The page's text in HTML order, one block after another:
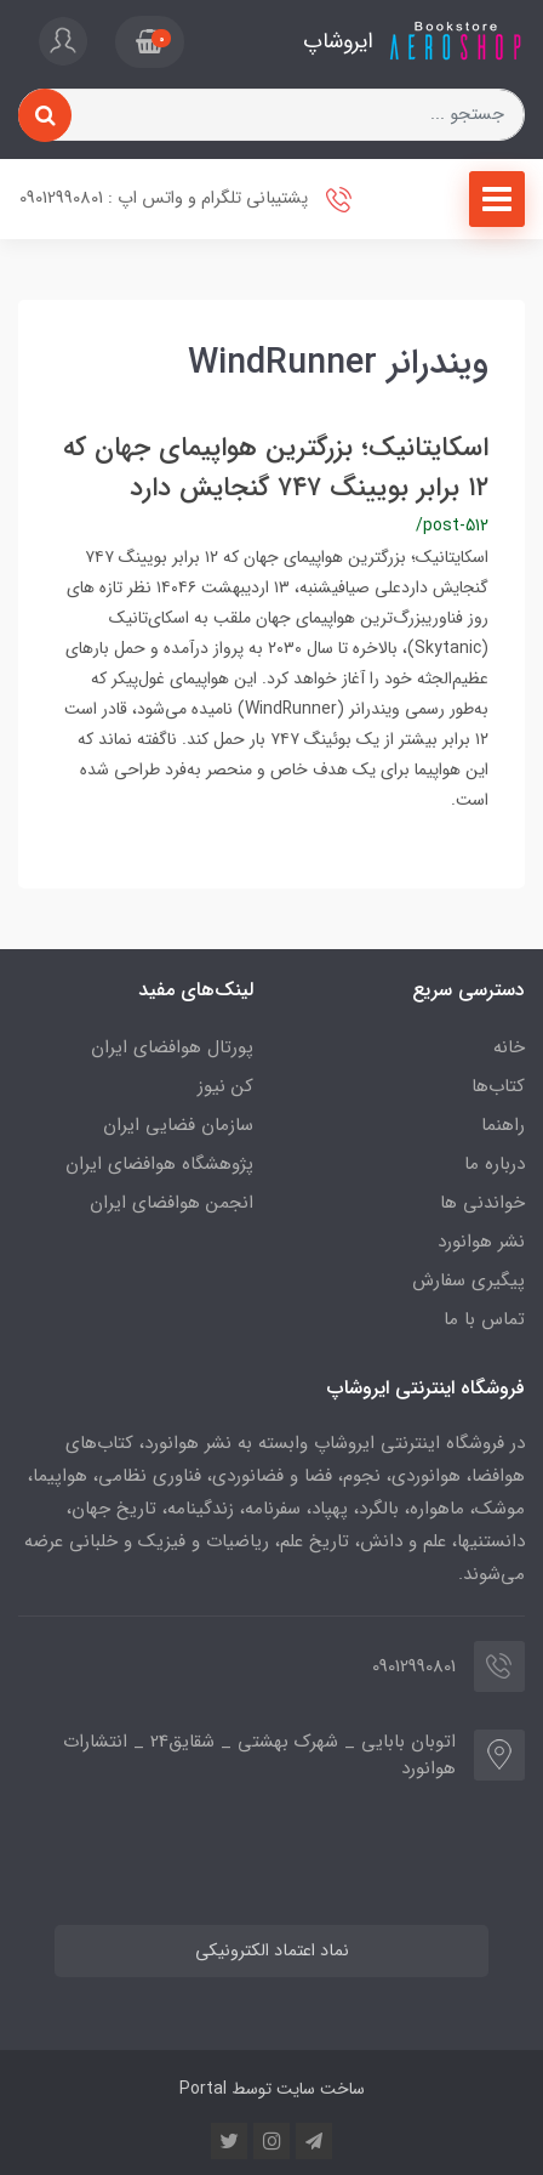
ایروشاپ 0
پشتیبانی تلگرام و واتس اپ : 09012990801
ویندرانر WindRunner
اسکایتانیک؛ بزرگترین هواپیمای جهان که
۱۲ برابر بویینگ ۷۴۷ گنجایش دارد
/post-512
اسکایتانیک؛ بزرگترین هواپیمای جهان که ۱۲ برابر بویینگ ۷۴۷
گنجایش داردعلی صیافیشنبه، ۱۳ اردیبهشت ۱۴۰۴۶ نظر تازه های
روز فناوریبزرگ‌ترین هواپیمای جهان ملقب به اسکای‌تانیک
(Skytanic)، بالاخره تا سال ۲۰۳۰ به پرواز درآمده و حمل بارهای
عظیم‌الجثه خود را آغاز خواهد کرد. این هواپیمای غول‌پیکر که
به‌طور رسمی ویندرانر (WindRunner) نامیده می‌شود، قادر است
۱۲ برابر بیشتر از یک بوئینگ ۷۴۷ بار حمل کند. ناگفته نماند که
این هواپیما برای یک هدف خاص و منحصر به‌فرد طراحی شده
است.
دسترسی سریع
خانه
کتاب‌ها
راهنما
درباره ما
خواندنی ها
نشر هوانورد
پیگیری سفارش
تماس با ما
لینک‌های مفید
پورتال هوافضای ایران
کن نیوز
سازمان فضایی ایران
پژوهشگاه هوافضای ایران
انجمن هوافضای ایران
فروشگاه اینترنتی ایروشاپ
در فروشگاه اینترنتی ایروشاپ وابسته به نشر هوانورد، کتاب‌های
هوافضا، هوانوردی، نجوم، فضا و فضانوردی، فناوری نظامی، هواپیما،
موشک، ماهواره، بالگرد، پهپاد، سفرنامه، زندگینامه، تاریخ جهان،
دانستنیها، علم و دانش، تاریخ علم، ریاضیات و فیزیک و خلبانی عرضه
می‌شوند.
09012990801
اتوبان بابایی _ شهرک بهشتی _ شقایق24 _ انتشارات
هوانورد
نماد اعتماد الکترونیکی
ساخت سایت توسط Portal